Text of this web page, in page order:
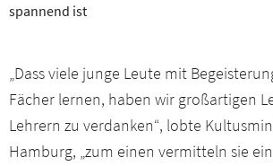
spannend ist
„Dass viele junge Leute mit
Fächer lernen, haben wir großartigen
Lehrern zu verdanken“, lobte
Hamburg, „zum einen vermitteln sie